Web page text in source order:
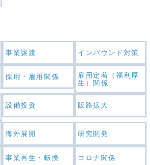
事業譲渡 インバウンド対策
採用・雇用関係
雇用定着（福利厚
生）関係
設備投資 販路拡大
海外展開 研究開発
事業再生・転換 コロナ関係